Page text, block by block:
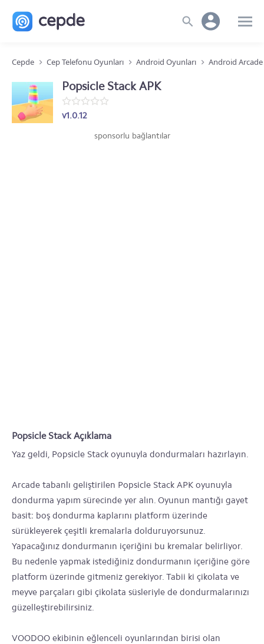
Cepde Cep Telefonu Oyunları Android Oyunları Android Arcade
Popsicle Stack APK
v1.0.12
sponsorlu bağlantılar
Popsicle Stack Açıklama
Yaz geldi, Popsicle Stack oyunuyla dondurmaları hazırlayın.
Arcade tabanlı geliştirilen Popsicle Stack APK oyunuyla
dondurma yapım sürecinde yer alın. Oyunun mantığı gayet
basit: boş dondurma kaplarını platform üzerinde
sürükleyerek çeşitli kremalarla dolduruyorsunuz.
Yapacağınız dondurmanın içeriğini bu kremalar belirliyor.
Bu nedenle yapmak istediğiniz dondurmanın içeriğine göre
platform üzerinde gitmeniz gerekiyor. Tabii ki çikolata ve
meyve parçaları gibi çikolata süsleriyle de dondurmalarınızı
güzelleştirebilirsiniz.
VOODOO ekibinin eğlenceli oyunlarından birisi olan